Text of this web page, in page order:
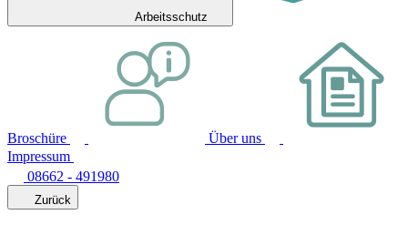
Arbeitsschutz
Broschüre
Über uns
Impressum
08662 - 491980
Zurück